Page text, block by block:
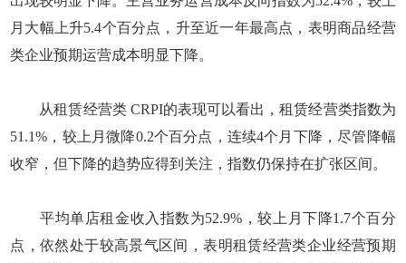
月大幅上升5.4个百分点，升至近一年最高点，表明商品经营
类企业预期运营成本明显下降。
从租赁经营类 CRPI的表现可以看出，租赁经营类指数为
51.1%，较上月微降0.2个百分点，连续4个月下降，尽管降幅
收窄，但下降的趋势应得到关注，指数仍保持在扩张区间。
平均单店租金收入指数为52.9%，较上月下降1.7个百分
点，依然处于较高景气区间，表明租赁经营类企业经营预期